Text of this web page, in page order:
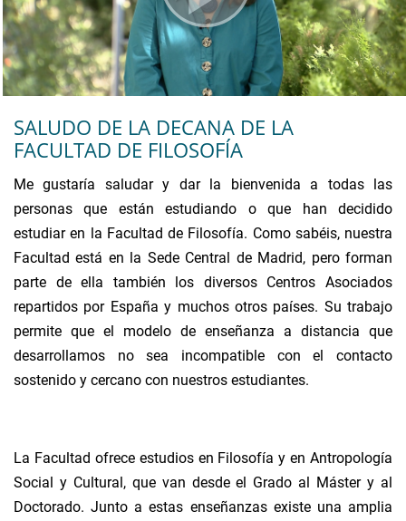
SALUDO DE LA DECANA DE LA
FACULTAD DE FILOSOFÍA
Me gustaría saludar y dar la bienvenida a todas las
personas que están estudiando o que han decidido
estudiar en la Facultad de Filosofía. Como sabéis, nuestra
Facultad está en la Sede Central de Madrid, pero forman
parte de ella también los diversos Centros Asociados
repartidos por España y muchos otros países. Su trabajo
permite que el modelo de enseñanza a distancia que
desarrollamos no sea incompatible con el contacto
sostenido y cercano con nuestros estudiantes.
La Facultad ofrece estudios en Filosofía y en Antropología
Social y Cultural, que van desde el Grado al Máster y al
Doctorado. Junto a estas enseñanzas existe una amplia